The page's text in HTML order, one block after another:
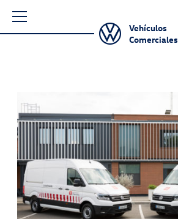
Vehículos
Comerciales